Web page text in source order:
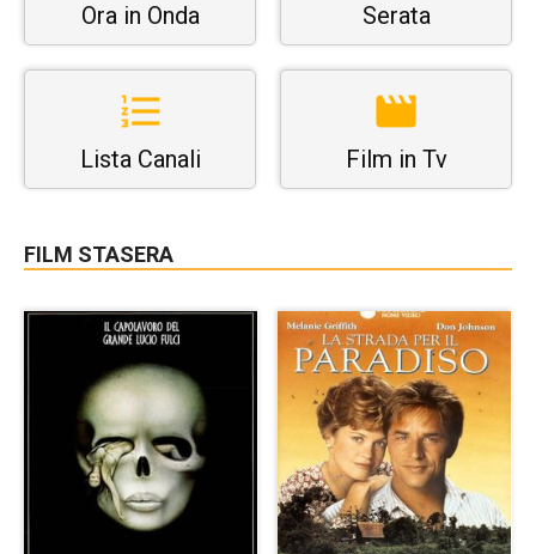
Ora in Onda Serata
Lista Canali Film in Tv
FILM STASERA